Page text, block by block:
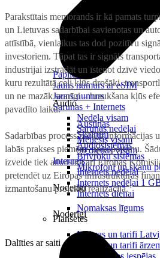
Papildināt
Jauns numurs ar eSIM
Jauns numurs
Sarunas + Internets
Nedēļa visam
Sarunas nedēļai
Mēnesis visam
90 dienas visam
Internets
Internets nedēļai
Internets nedēļai 1
Internets dienai
Noderīgi
Maksas un tarifi
Maksas un tarifi
LMT Kartes iespējas
Audio
Austiņas
Skaļruņi
Audiosistēmas
Brīvroku sistēmas
Mikrofoni un skaņu
Noderīgi
Nomaksas līgums
Planšetes
Parakstītais memorands ir kā pamats
un Lietuvas sadarbībai savienotas un
attīstībā, vienlaikus tas dod pozitīvu
investoriem. Tāpat tas ir signāls
industrijai izstrādāt un īstenot dzīvē
kuru rezultātā ceļi kļūs drošāki,
un ne mazāk svarīgi – braukšana kļūs
pavadīto laiku.
Sadarbības process paredz informācijas
labās prakses piemēru apkopojumu.
izveide tiek atbalstīta arī Eiropas
pretendēt uz Eiropas infrastruktūras
izmantošanu projektu realizācijā.
Dalīties ar saiti